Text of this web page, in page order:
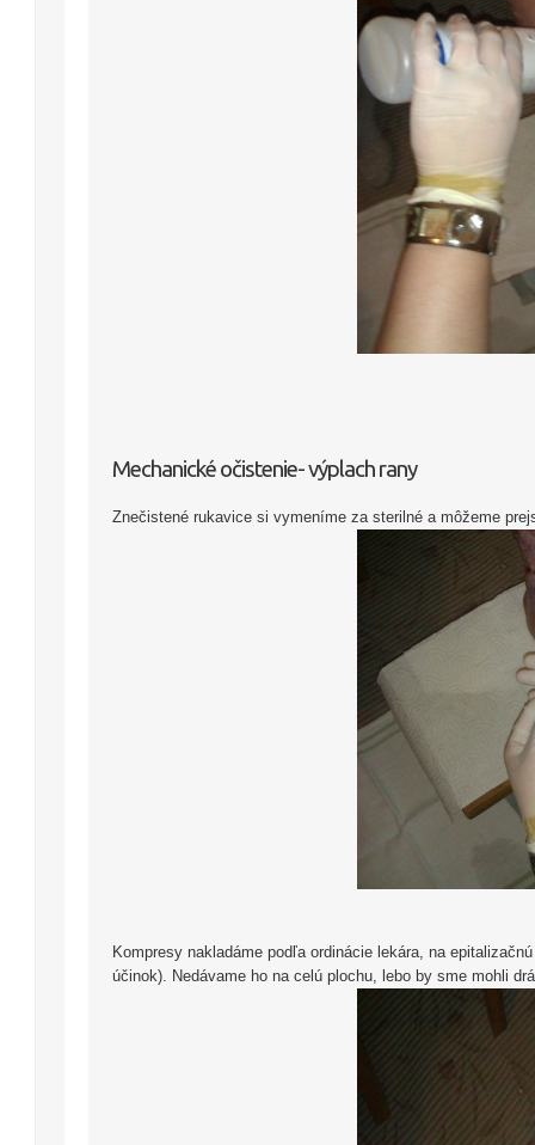
Mechanické očistenie- výplach rany
Znečistené rukavice si vymeníme za sterilné a môžeme
Kompresy nakladáme podľa ordinácie lekára, na
účinok). Nedávame ho na celú plochu, lebo by sme mohli